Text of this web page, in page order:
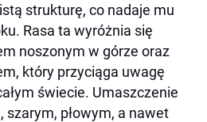
strukturę, co nadaje mu
Rasa ta wyróżnia się
noszonym w górze oraz
który przyciąga uwagę
świecie. Umaszczenie
płowym, a nawet